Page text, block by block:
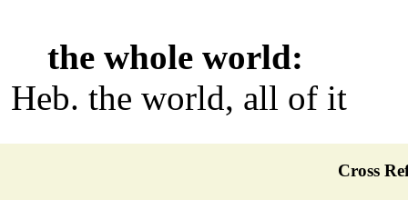
the whole world:
Heb. the world, all of it
Cross